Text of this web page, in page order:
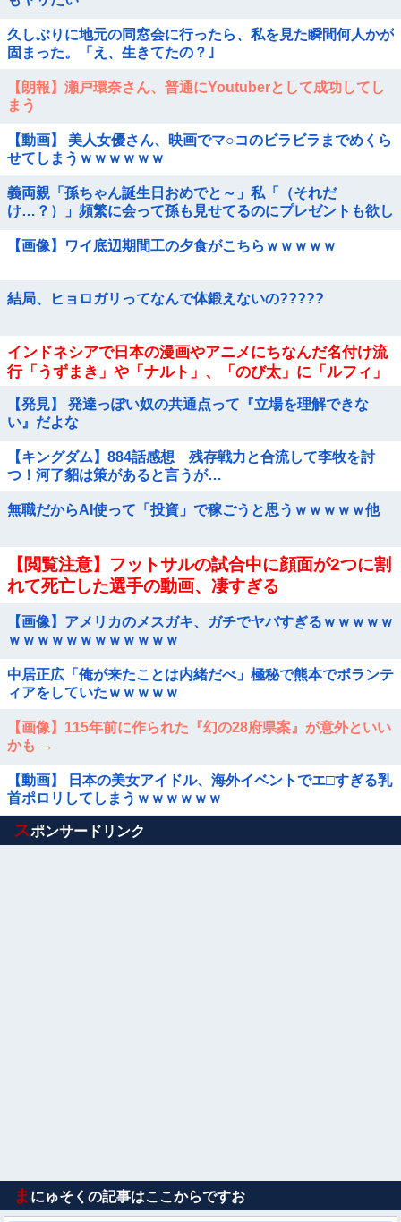
久しぶりに地元の同窓会に行ったら、私を見た瞬間何人かが
固まった。「え、生きてたの？｣
【朗報】瀬戸環奈さん、普通にYoutuberとして成功してし
まう
【動画】 美人女優さん、映画でマ○コのビラビラまでめくら
せてしまうｗｗｗｗｗｗ
義両親「孫ちゃん誕生日おめでと～」私「（それだ
け…？）」頻繁に会って孫も見せてるのにプレゼントも欲し
なぜ・・？
【画像】ワイ底辺期間工の夕食がこちらｗｗｗｗｗ
結局、ヒョロガリってなんで体鍛えないの?????
インドネシアで日本の漫画やアニメにちなんだ名付け流
行「うずまき」や「ナルト」、「のび太」に「ルフィ」
【発見】 発達っぽい奴の共通点って『立場を理解できな
い』だよな
【キングダム】884話感想 残存戦力と合流して李牧を討
つ！河了貂は策があると言うが…
無職だからAI使って「投資」で稼ごうと思うｗｗｗｗｗ他
【閲覧注意】フットサルの試合中に顔面が2つに割
れて死亡した選手の動画、凄すぎる
【画像】アメリカのメスガキ、ガチでヤバすぎるｗｗｗｗｗ
ｗｗｗｗｗｗｗｗｗｗｗｗ
中居正広「俺が来たことは内緒だべ」極秘で熊本でボランテ
ィアをしていたｗｗｗｗｗ
【画像】115年前に作られた『幻の28府県案』が意外といい
かも →
【動画】 日本の美女アイドル、海外イベントでエ□すぎる乳
首ポロリしてしまうｗｗｗｗｗｗ
Powered by livedoor 相互RSS
スポンサードリンク
ま にゅそくの記事はここからですお